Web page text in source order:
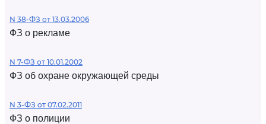
N 38-ФЗ от 13.03.2006
ФЗ о рекламе
N 7-ФЗ от 10.01.2002
ФЗ об охране окружающей среды
N 3-ФЗ от 07.02.2011
ФЗ о полиции